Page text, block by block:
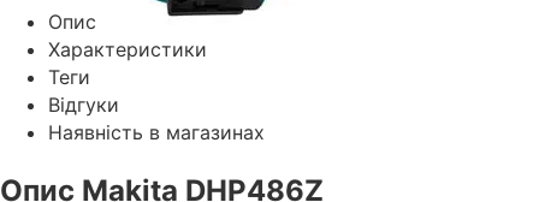
Опис
Характеристики
Теги
Відгуки
Наявність в магазинах
Опис Makita DHP486Z